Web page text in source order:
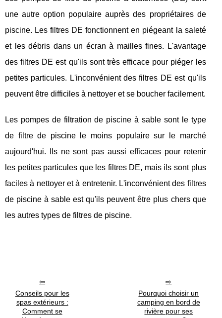
une autre option populaire auprès des propriétaires de
piscine. Les filtres DE fonctionnent en piégeant la saleté
et les débris dans un écran à mailles fines. L'avantage
des filtres DE est qu'ils sont très efficace pour piéger les
petites particules. L'inconvénient des filtres DE est qu'ils
peuvent être difficiles à nettoyer et se boucher facilement.
Les pompes de filtration de piscine à sable sont le type
de filtre de piscine le moins populaire sur le marché
aujourd'hui. Ils ne sont pas aussi efficaces pour retenir
les petites particules que les filtres DE, mais ils sont plus
faciles à nettoyer et à entretenir. L'inconvénient des filtres
de piscine à sable est qu'ils peuvent être plus chers que
les autres types de filtres de piscine.
Conseils pour les
spas extérieurs :
Comment se
Pourquoi choisir un
camping en bord de
rivière pour ses